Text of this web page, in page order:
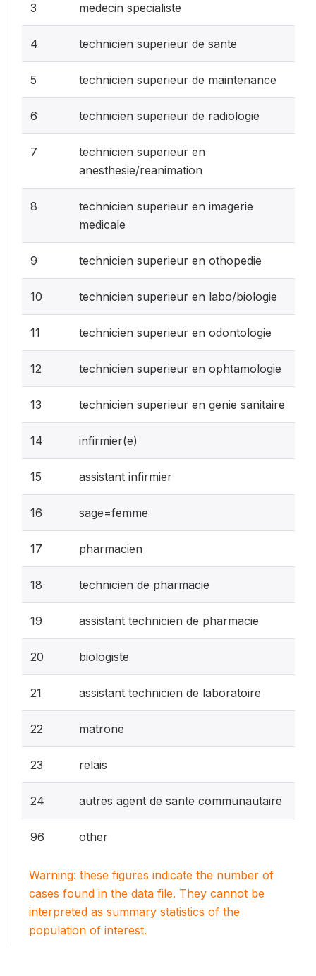
3 medecin specialiste
4 technicien superieur de sante
5 technicien superieur de maintenance
6 technicien superieur de radiologie
7
technicien superieur en
anesthesie/reanimation
8
technicien superieur en imagerie
medicale
9 technicien superieur en othopedie
10 technicien superieur en labo/biologie
11 technicien superieur en odontologie
12 technicien superieur en ophtamologie
13 technicien superieur en genie sanitaire
14 infirmier(e)
15 assistant infirmier
16 sage=femme
17 pharmacien
18 technicien de pharmacie
19 assistant technicien de pharmacie
20 biologiste
21 assistant technicien de laboratoire
22 matrone
23 relais
24 autres agent de sante communautaire
96 other
Warning: these figures indicate the number of
cases found in the data file. They cannot be
interpreted as summary statistics of the
population of interest.